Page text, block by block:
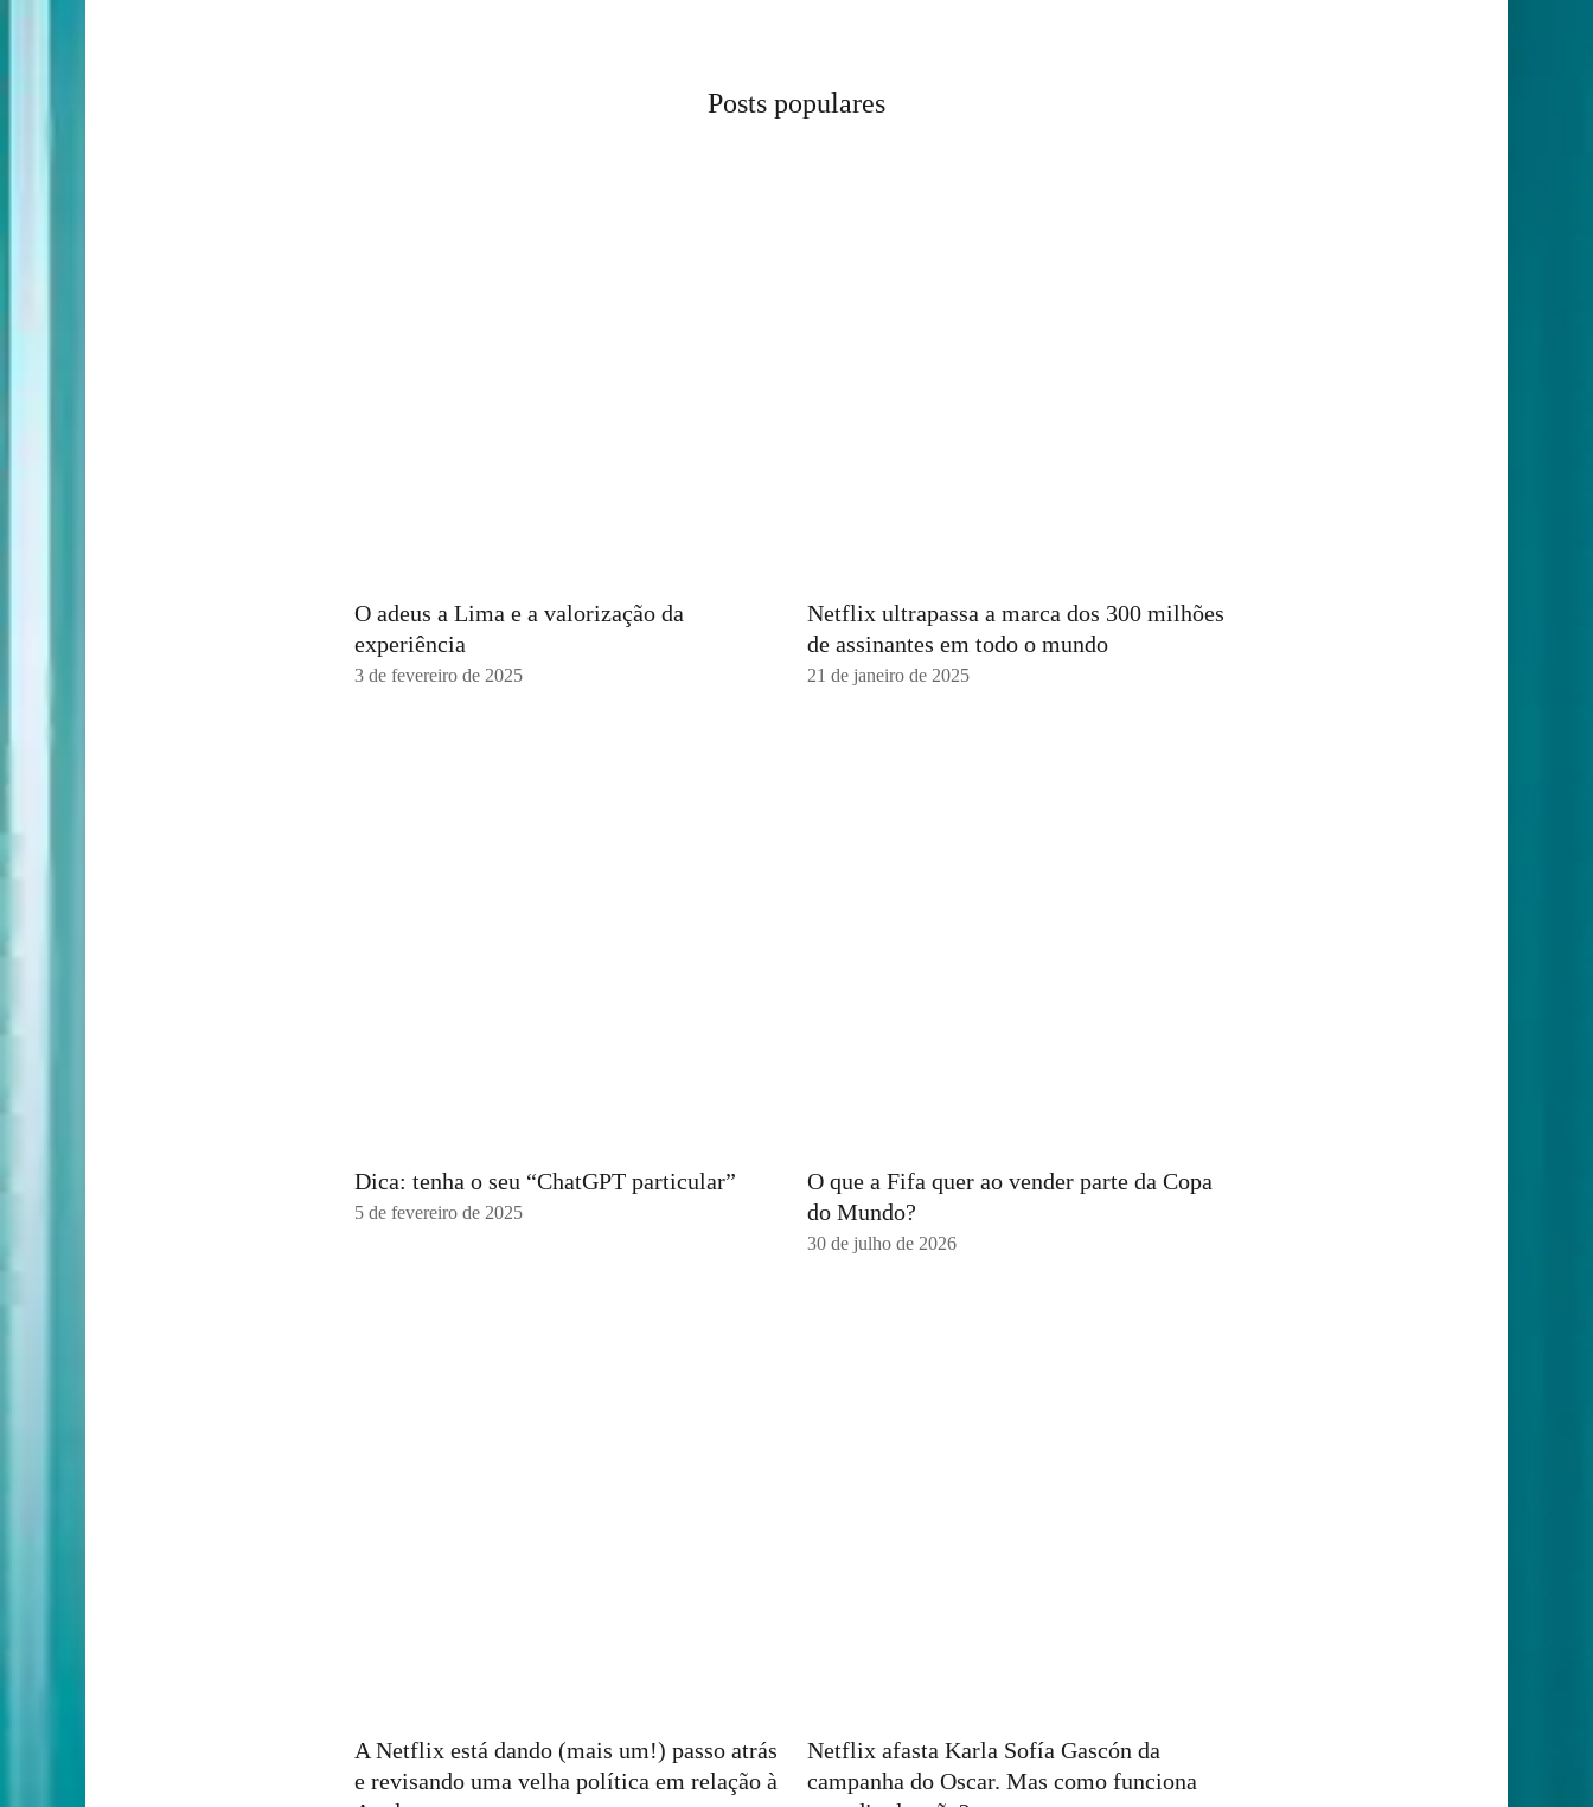
Posts populares
O adeus a Lima e a valorização da
experiência
3 de fevereiro de 2025
Netflix ultrapassa a marca dos 300 milhões
de assinantes em todo o mundo
21 de janeiro de 2025
Dica: tenha o seu “ChatGPT particular”
5 de fevereiro de 2025
O que a Fifa quer ao vender parte da Copa
do Mundo?
30 de julho de 2026
A Netflix está dando (mais um!) passo atrás
e revisando uma velha política em relação à
Netflix afasta Karla Sofía Gascón da
campanha do Oscar. Mas como funciona